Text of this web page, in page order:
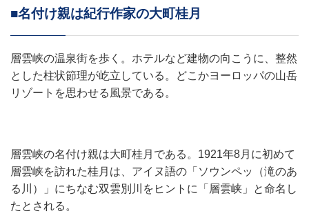
■名付け親は紀行作家の大町桂月
層雲峡の温泉街を歩く。ホテルなど建物の向こうに、整然
とした柱状節理が屹立している。どこかヨーロッパの山岳
リゾートを思わせる風景である。
層雲峡の名付け親は大町桂月である。1921年8月に初めて
層雲峡を訪れた桂月は、アイヌ語の「ソウンペッ（滝のあ
る川）」にちなむ双雲別川をヒントに「層雲峡」と命名し
たとされる。